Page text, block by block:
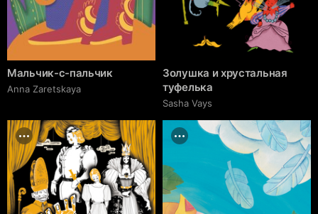
Мальчик-с-пальчик
Anna Zaretskaya
Золушка и хрустальная
туфелька
Sasha Vays